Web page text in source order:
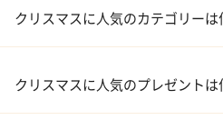
クリスマスに人気のカテゴリーは
02 ファッション小物
クリスマスに人気のプレゼントは